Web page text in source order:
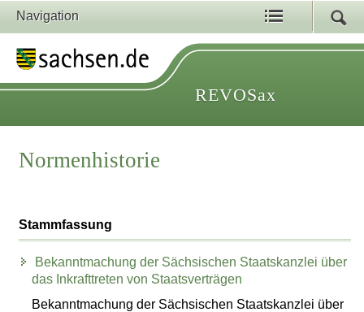
Navigation
REVOSax
Normenhistorie
Stammfassung
Bekanntmachung der Sächsischen Staatskanzlei über
das Inkrafttreten von Staatsverträgen
Bekanntmachung der Sächsischen Staatskanzlei über